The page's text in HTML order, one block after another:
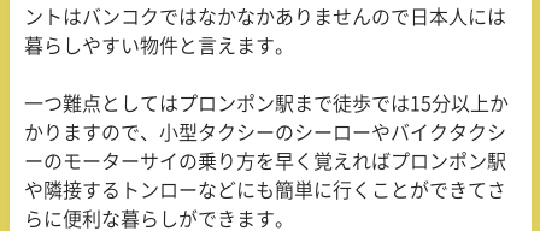
ントはバンコクではなかなかありませんので日本人には
暮らしやすい物件と言えます。
一つ難点としてはプロンポン駅まで徒歩では15分以上か
かりますので、小型タクシーのシーローやバイクタクシ
ーのモーターサイの乗り方を早く覚えればプロンポン駅
や隣接するトンローなどにも簡単に行くことができてさ
らに便利な暮らしができます。